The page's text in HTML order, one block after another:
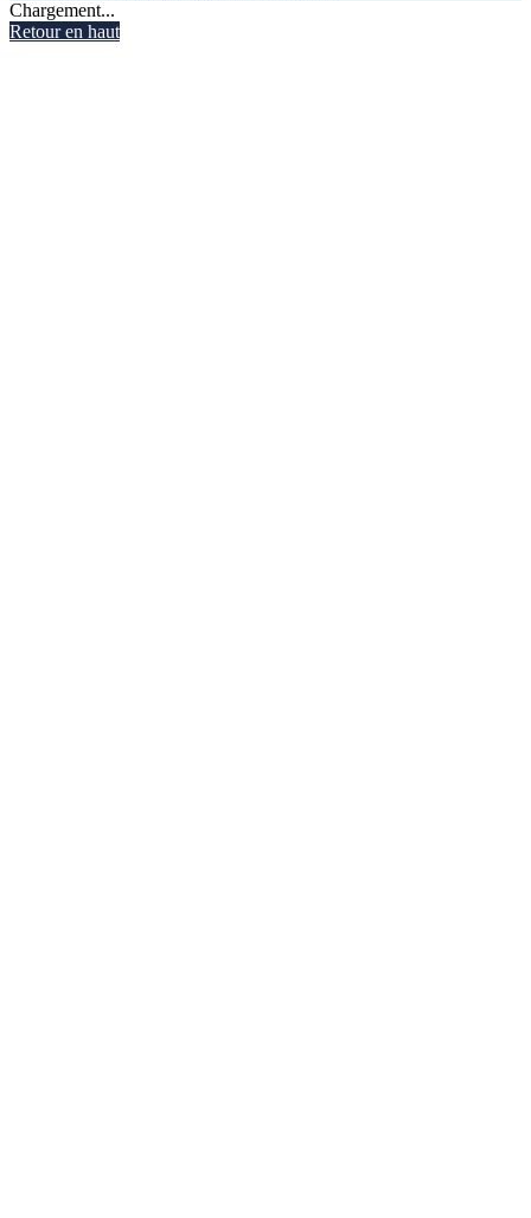
Chargement...
Retour en haut